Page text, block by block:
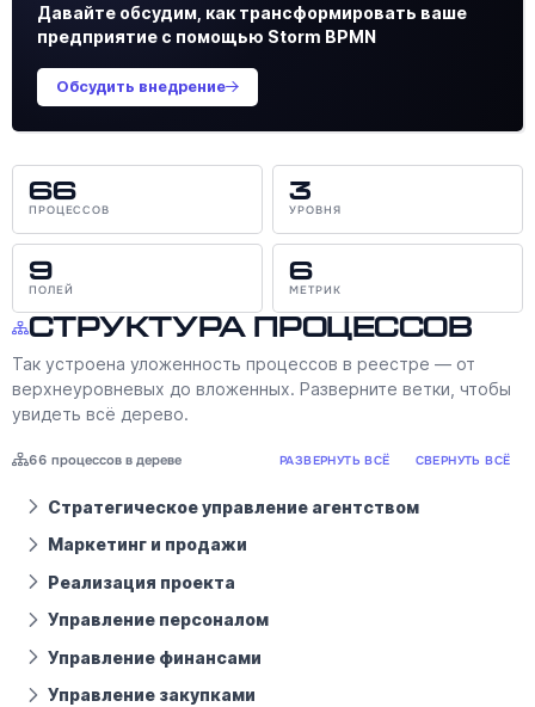
66
ПРОЦЕССОВ
3
УРОВНЯ
9
ПОЛЕЙ
6
МЕТРИК
Структура процессов
Так устроена уложенность процессов в реестре — от
верхнеуровневых до вложенных. Разверните ветки, чтобы
увидеть всё дерево.
66 процессов в дереве РАЗВЕРНУТЬ ВСЁ СВЕРНУТЬ ВСЁ
Стратегическое управление агентством
Маркетинг и продажи
Реализация проекта
Управление персоналом
Управление финансами
Управление закупками
Давайте обсудим, как трансформировать ваше
предприятие с помощью Storm BPMN
Обсудить внедрение